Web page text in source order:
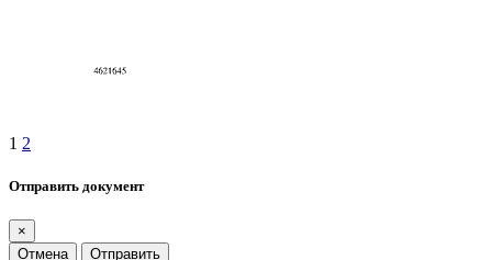
1 2
Отправить документ
×
Отмена
Отправить